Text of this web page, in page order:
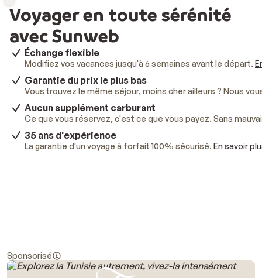
Voyager en toute sérénité
avec Sunweb
Échange flexible
Modifiez vos vacances jusqu'à 6 semaines avant le départ.
Garantie du prix le plus bas
Vous trouvez le même séjour, moins cher ailleurs ? Nous
Aucun supplément carburant
Ce que vous réservez, c'est ce que vous payez. Sans
35 ans d'expérience
La garantie d'un voyage à forfait 100% sécurisé. En savoir
Sponsorisé